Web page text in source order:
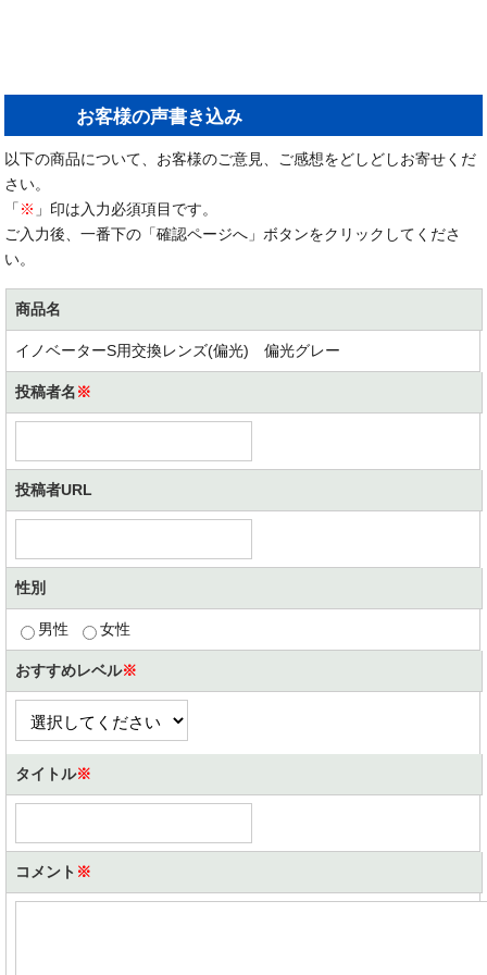
お客様の声書き込み
以下の商品について、お客様のご意見、ご感想をどしどしお寄せくだ
さい。
「 ※ 」印は入力必須項目です。
ご入力後、一番下の「確認ページへ」ボタンをクリックしてくださ
い。
商品名
イノベーターS用交換レンズ(偏光) 偏光グレー
投稿者名※
投稿者URL
性別
男性 女性
おすすめレベル※
タイトル※
コメント ※